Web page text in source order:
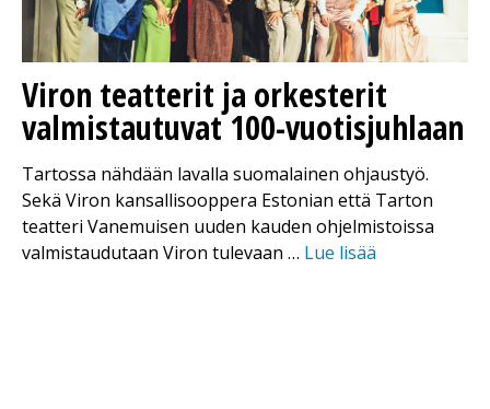
Viron teatterit ja orkesterit
valmistautuvat 100-vuotisjuhlaan
Tartossa nähdään lavalla suomalainen ohjaustyö.
Sekä Viron kansallisooppera Estonian että Tarton
teatteri Vanemuisen uuden kauden ohjelmistoissa
valmistaudutaan Viron tulevaan … Lue lisää